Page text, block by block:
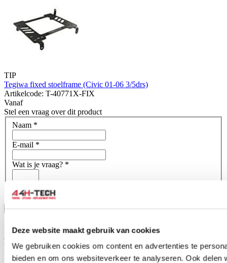
Deze website maakt gebruik van cookies
We gebruiken cookies om content en advertenties te
bieden en om ons websiteverkeer te analyseren. Ook
TIP
Tegiwa fixed stoelframe (Civic 01-06 3/5drs)
Artikelcode: T-40771X-FIX
Vanaf
Stel een vraag over dit product
Naam *
E-mail *
Wat is je vraag? *
Bevestig
Dit formulier wordt beschermd door reCAPTCHA - het
Privacybeleid van GoogleenServicevoorwaarden
toepassing.